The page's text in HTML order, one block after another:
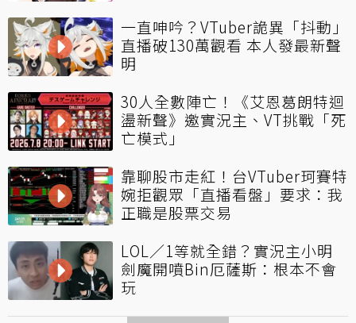
一直呻吟？VTuber詭異「抖動」
直播破130萬觀看 本人發最新聲
明
30人全數陣亡！《艾恩葛朗特迴
盪新聲》邀實況主、VT挑戰「死
亡模式」
靠聊股市走紅！台VTuber珂賽特
婉拒觀眾「直播看盤」要求：我
正職是股票交易
LOL／1等就全錯？實況主小明
劍魔開噴Bin厄薩斯：根本不會
玩